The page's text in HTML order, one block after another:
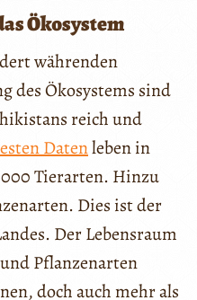
Ökosystem
währenden
des Ökosystems sind
reich und
Datenleben in
Tierarten. Hinzu
Dies ist der
Der Lebensraum
Pflanzenarten
doch auch mehr als